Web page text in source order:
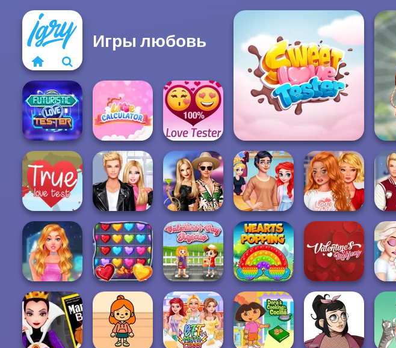
Игры любовь
Sweet Love Tester
Futuristic Love
Tester
Love Calculator Love Tester
True Love Test
Roomies Blind
Date
BFFs' Birthday
Bash For Babs
Princesses:
Cupidon's First
Ki...
Bestie To The
Rescue Breakup
P...
Kiss,
My Secret
Admirer Date
Night
Lovely Mania
Valentine Day
Jigsaw
Hearts Popping
Valentine
Mahjong